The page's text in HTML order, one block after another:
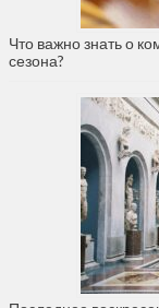
Что важно знать о
сезона?